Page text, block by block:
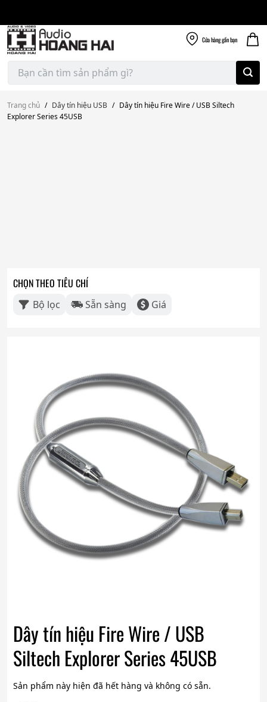
content
Cửa hànggần bạn
Tìm
kiếm:
Trang chủ / Dây tín hiệu USB / Dây tín hiệu Fire Wire / USB Siltech
Explorer Series 45USB
CHỌN THEO TIÊU CHÍ
Bộ lọc Sẵn sàng Giá
Dây tín hiệu Fire Wire / USB
Siltech Explorer Series 45USB
Sản phẩm này hiện đã hết hàng và không có sẵn.